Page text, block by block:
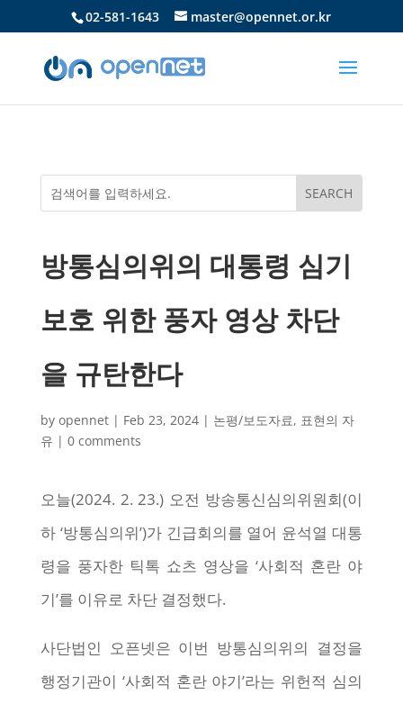
02-581-1643 master@opennet.or.kr
방통심의위의 대통령 심기
보호 위한 풍자 영상 차단
을 규탄한다
by opennet| Feb 23, 2024| 논평/보도자료, 표현의 자
유 | 0 comments
오늘(2024. 2. 23.) 오전 방송통신심의위원회(이
하 ‘방통심의위’)가 긴급회의를 열어 윤석열 대통
령을 풍자한 틱톡 쇼츠 영상을 ‘사회적 혼란 야
기’를 이유로 차단 결정했다.
사단법인 오픈넷은 이번 방통심의위의 결정을
행정기관이 ‘사회적 혼란 야기’라는 위헌적 심의